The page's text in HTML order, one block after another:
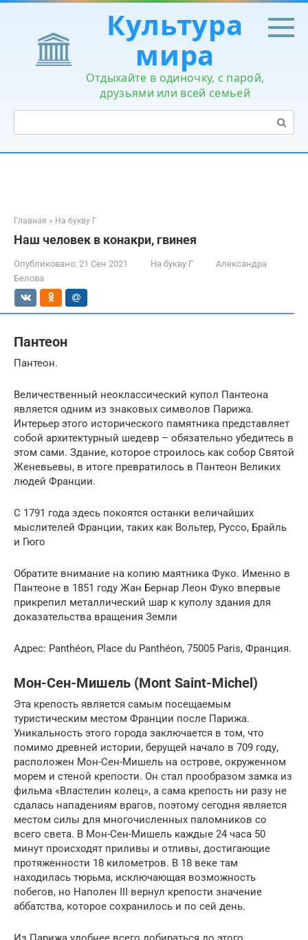
Перейти
контенту
Культура
мира
Отдыхайте в одиночку, с парой,
друзьями или всей семьей
Поиск:
Главная » На букву Г
Наш человек в конакри, гвинея
Опубликовано: 21 Сен 2021 На букву Г
Александра
Белова
Пантеон
Пантеон.
Величественный неоклассический купол Пантеона
является одним из знаковых символов Парижа.
Интерьер этого исторического памятника представляет
собой архитектурный шедевр – обязательно убедитесь в
этом сами. Здание, которое строилось как собор Святой
Женевьевы, в итоге превратилось в Пантеон Великих
людей Франции.
С 1791 года здесь покоятся останки величайших
мыслителей Франции, таких как Вольтер, Руссо, Брайль
и Гюго
Обратите внимание на копию маятника Фуко. Именно в
Пантеоне в 1851 году Жан Бернар Леон Фуко впервые
прикрепил металлический шар к куполу здания для
доказательства вращения Земли
Адрес: Panthéon, Place du Panthéon, 75005 Paris, Франция.
Мон-Сен-Мишель (Mont Saint-Michel)
Эта крепость является самым посещаемым
туристическим местом Франции после Парижа.
Уникальность этого города заключается в том, что
помимо древней истории, берущей начало в 709 году,
расположен Мон-Сен-Мишель на острове, окруженном
морем и стеной крепости. Он стал прообразом замка из
фильма «Властелин колец», а сама крепость ни разу не
сдалась нападениям врагов, поэтому сегодня является
местом силы для многочисленных паломников со
всего света. В Мон-Сен-Мишель каждые 24 часа 50
минут происходят приливы и отливы, достигающие
протяженности 18 километров. В 18 веке там
находилась тюрьма, исключающая возможность
побегов, но Наполен III вернул крепости значение
аббатства, которое сохранилось и по сей день.